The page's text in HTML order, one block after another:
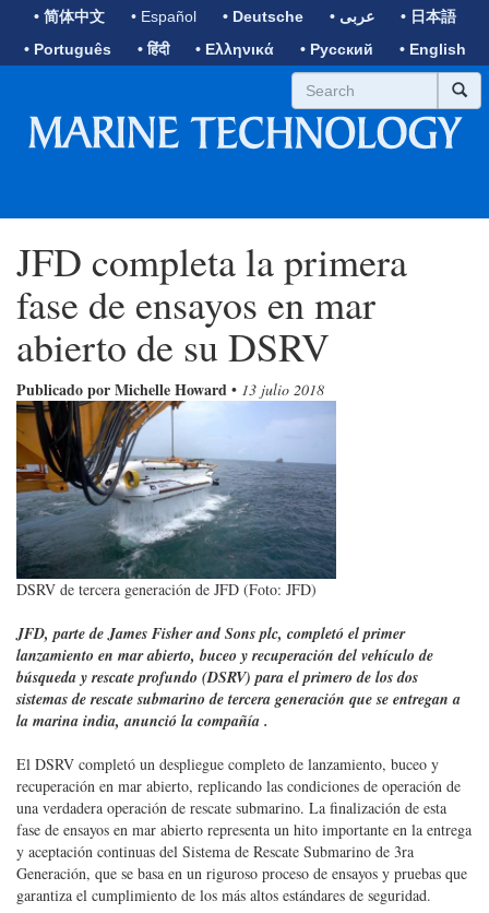
• 简体中文 • Español • Deutsche • عربى
• 日本語
• Português
• हिंदी • Ελληνικά • Русский • English
JFD completa la primera
fase de ensayos en mar
abierto de su DSRV
Publicado por Michelle Howard • 13 julio 2018
DSRV de tercera generación de JFD (Foto: JFD)
JFD, parte de James Fisher and Sons plc, completó el primer
lanzamiento en mar abierto, buceo y recuperación del vehículo de
búsqueda y rescate profundo (DSRV) para el primero de los dos
sistemas de rescate submarino de tercera generación que se entregan a
la marina india, anunció la compañía .
El DSRV completó un despliegue completo de lanzamiento, buceo y
recuperación en mar abierto, replicando las condiciones de operación de
una verdadera operación de rescate submarino. La finalización de esta
fase de ensayos en mar abierto representa un hito importante en la entrega
y aceptación continuas del Sistema de Rescate Submarino de 3ra
Generación, que se basa en un riguroso proceso de ensayos y pruebas que
garantiza el cumplimiento de los más altos estándares de seguridad.